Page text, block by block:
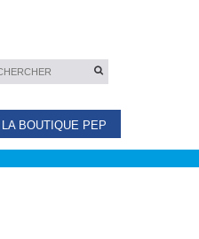
LA BOUTIQUE PEP